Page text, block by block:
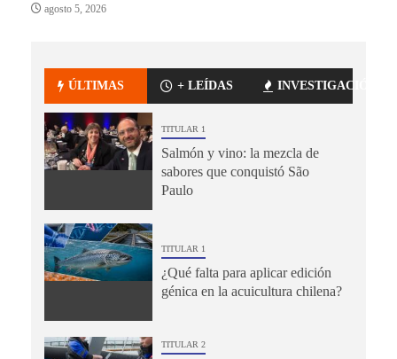
agosto 5, 2026
ÚLTIMAS + LEÍDAS INVESTIGACIÓN
TITULAR 1
Salmón y vino: la mezcla de
sabores que conquistó São
Paulo
TITULAR 1
¿Qué falta para aplicar edición
génica en la acuicultura chilena?
TITULAR 2